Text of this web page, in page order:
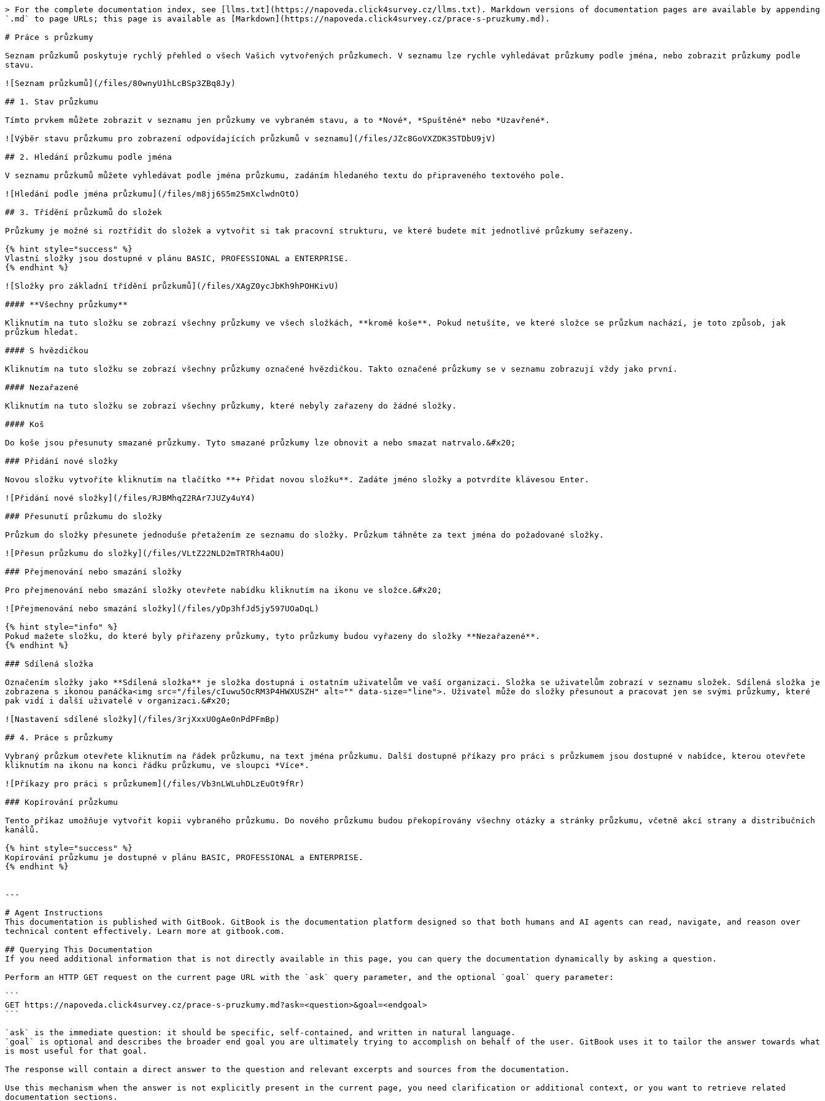
> For the complete documentation index, see [llms.txt](https://napoveda.click4survey.cz/llms.txt). Markdown versions of documentation pages are available by appending
`.md` to page URLs; this page is available as [Markdown](https://napoveda.click4survey.cz/prace-s-pruzkumy.md).
# Práce s průzkumy
Seznam průzkumů poskytuje rychlý přehled o všech Vašich vytvořených průzkumech. V seznamu lze rychle vyhledávat průzkumy podle jména, nebo zobrazit průzkumy podle
stavu.
![Seznam průzkumů](/files/80wnyU1hLcBSp3ZBq8Jy)
## 1. Stav průzkumu
Tímto prvkem můžete zobrazit v seznamu jen průzkumy ve vybraném stavu, a to *Nové*, *Spuštěné* nebo *Uzavřené*.
![Výběr stavu průzkumu pro zobrazení odpovídajících průzkumů v seznamu](/files/JZc8GoVXZDK3STDbU9jV)
## 2. Hledání průzkumu podle jména
V seznamu průzkumů můžete vyhledávat podle jména průzkumu, zadáním hledaného textu do připraveného textového pole.
![Hledání podle jména průzkumu](/files/m8jj6S5m25mXclwdnOtO)
## 3. Třídění průzkumů do složek
Průzkumy je možné si roztřídit do složek a vytvořit si tak pracovní strukturu, ve které budete mít jednotlivé průzkumy seřazeny.
{% hint style="success" %}
Vlastní složky jsou dostupné v plánu BASIC, PROFESSIONAL a ENTERPRISE.
{% endhint %}
![Složky pro základní třídění průzkumů](/files/XAgZ0ycJbKh9hPOHKivU)
#### **Všechny průzkumy**
Kliknutím na tuto složku se zobrazí všechny průzkumy ve všech složkách, **kromě koše**. Pokud netušíte, ve které složce se průzkum nachází, je toto způsob, jak
průzkum hledat.
#### S hvězdičkou
Kliknutím na tuto složku se zobrazí všechny průzkumy označené hvězdičkou. Takto označené průzkumy se v seznamu zobrazují vždy jako první.
#### Nezařazené
Kliknutím na tuto složku se zobrazí všechny průzkumy, které nebyly zařazeny do žádné složky.
#### Koš
Do koše jsou přesunuty smazané průzkumy. Tyto smazané průzkumy lze obnovit a nebo smazat natrvalo.&#x20;
### Přidání nové složky
Novou složku vytvoříte kliknutím na tlačítko **+ Přidat novou složku**. Zadáte jméno složky a potvrdíte klávesou Enter.
![Přidání nové složky](/files/RJBMhqZ2RAr7JUZy4uY4)
### Přesunutí průzkumu do složky
Průzkum do složky přesunete jednoduše přetažením ze seznamu do složky. Průzkum táhněte za text jména do požadované složky.
![Přesun průzkumu do složky](/files/VLtZ22NLD2mTRTRh4aOU)
### Přejmenování nebo smazání složky
Pro přejmenování nebo smazání složky otevřete nabídku kliknutím na ikonu ve složce.&#x20;
![Přejmenování nebo smazání složky](/files/yDp3hfJd5jy597UOaDqL)
{% hint style="info" %}
Pokud mažete složku, do které byly přiřazeny průzkumy, tyto průzkumy budou vyřazeny do složky **Nezařazené**.
{% endhint %}
### Sdílená složka
Označením složky jako **Sdílená složka** je složka dostupná i ostatním uživatelům ve vaší organizaci. Složka se uživatelům zobrazí v seznamu složek. Sdílená složka je
zobrazena s ikonou panáčka<img src="/files/cIuwu5OcRM3P4HWXUSZH" alt="" data-size="line">. Uživatel může do složky přesunout a pracovat jen se svými průzkumy, které
pak vidí i další uživatelé v organizaci.&#x20;
![Nastavení sdílené složky](/files/3rjXxxU0gAe0nPdPFmBp)
## 4. Práce s průzkumy
Vybraný průzkum otevřete kliknutím na řádek průzkumu, na text jména průzkumu. Další dostupné příkazy pro práci s průzkumem jsou dostupné v nabídce, kterou otevřete
kliknutím na ikonu na konci řádku průzkumu, ve sloupci *Více*.
![Příkazy pro práci s průzkumem](/files/Vb3nLWLuhDLzEuOt9fRr)
### Kopírování průzkumu
Tento příkaz umožňuje vytvořit kopii vybraného průzkumu. Do nového průzkumu budou překopírovány všechny otázky a stránky průzkumu, včetně akcí strany a distribučních
kanálů.
{% hint style="success" %}
Kopírování průzkumu je dostupné v plánu BASIC, PROFESSIONAL a ENTERPRISE.
{% endhint %}
---
# Agent Instructions
This documentation is published with GitBook. GitBook is the documentation platform designed so that both humans and AI agents can read, navigate, and reason over
technical content effectively. Learn more at gitbook.com.
## Querying This Documentation
If you need additional information that is not directly available in this page, you can query the documentation dynamically by asking a question.
Perform an HTTP GET request on the current page URL with the `ask` query parameter, and the optional `goal` query parameter:
```
GET https://napoveda.click4survey.cz/prace-s-pruzkumy.md?ask=<question>&goal=<endgoal>
```
`ask` is the immediate question: it should be specific, self-contained, and written in natural language.
`goal` is optional and describes the broader end goal you are ultimately trying to accomplish on behalf of the user. GitBook uses it to tailor the answer towards what
is most useful for that goal.
The response will contain a direct answer to the question and relevant excerpts and sources from the documentation.
Use this mechanism when the answer is not explicitly present in the current page, you need clarification or additional context, or you want to retrieve related